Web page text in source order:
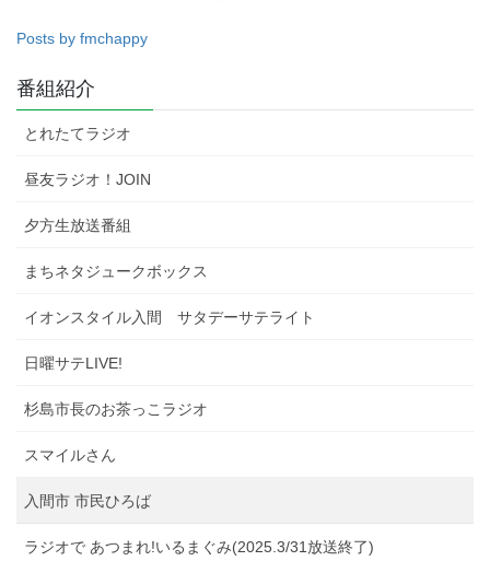
Posts by fmchappy
番組紹介
とれたてラジオ
昼友ラジオ！JOIN
夕方生放送番組
まちネタジュークボックス
イオンスタイル入間 サタデーサテライト
日曜サテLIVE!
杉島市長のお茶っこラジオ
スマイルさん
入間市 市民ひろば
ラジオで あつまれ!いるまぐみ(2025.3/31放送終了)